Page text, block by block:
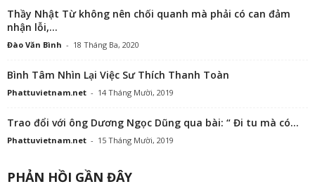
Thầy Nhật Từ không nên chối quanh mà phải có can đảm
nhận lỗi,...
Đào Văn Bình - 18 Tháng Ba, 2020
Bình Tâm Nhìn Lại Việc Sư Thích Thanh Toàn
Phattuvietnam.net - 14 Tháng Mười, 2019
Trao đổi với ông Dương Ngọc Dũng qua bài: “ Đi tu mà có...
Phattuvietnam.net - 15 Tháng Mười, 2019
PHẢN HỒI GẦN ĐÂY